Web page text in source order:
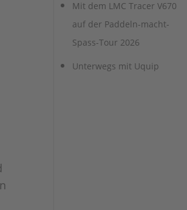
Mit dem LMC Tracer V670
auf der Paddeln-macht-
Spass-Tour 2026
Unterwegs mit Uquip